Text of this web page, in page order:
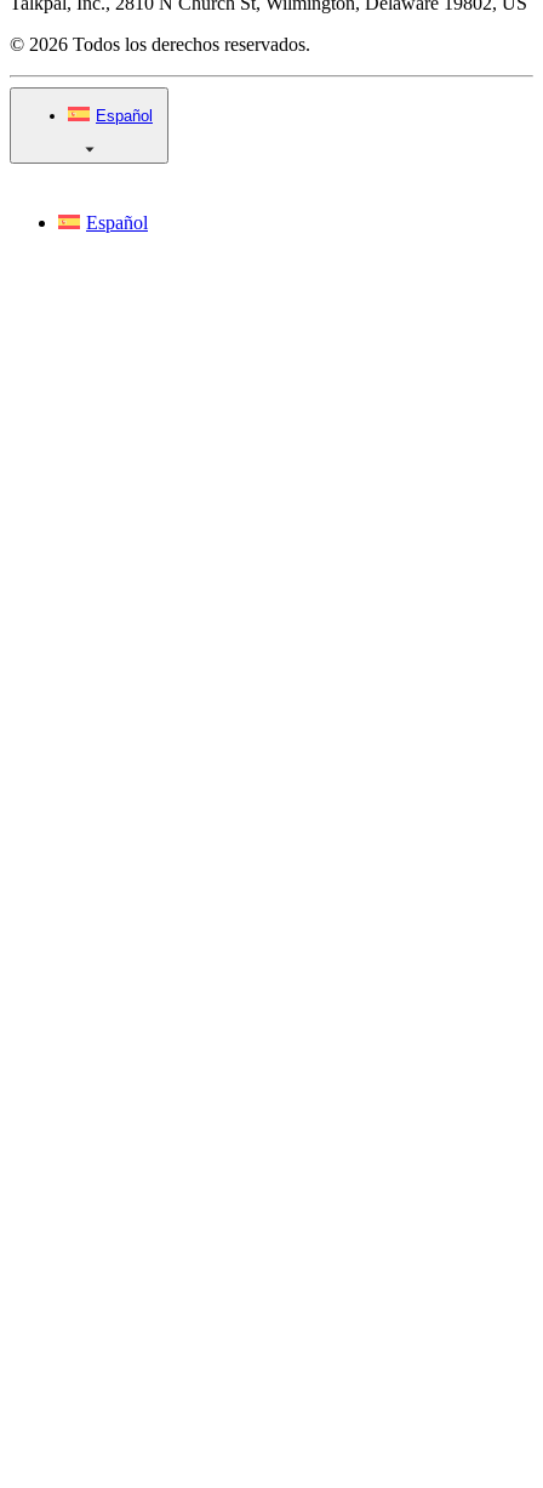
© 2026 Todos los derechos reservados.
Español
Español